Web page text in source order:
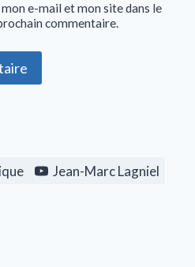
e-mail et mon site dans le
commentaire.
Jean-Marc Lagniel